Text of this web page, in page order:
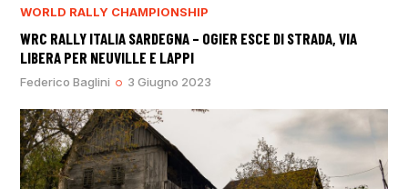
WORLD RALLY CHAMPIONSHIP
WRC RALLY ITALIA SARDEGNA – OGIER ESCE DI STRADA, VIA
LIBERA PER NEUVILLE E LAPPI
Federico Baglini 3 Giugno 2023